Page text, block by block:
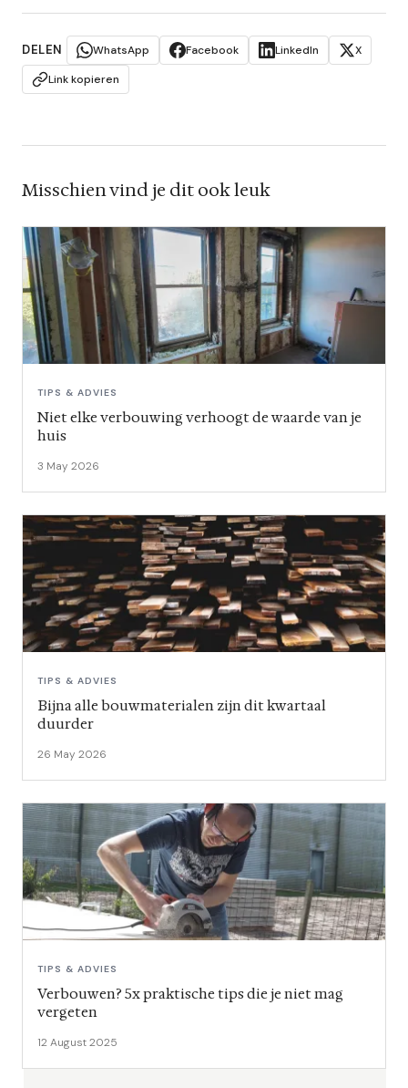
DELEN WhatsApp Facebook LinkedIn
X
Link kopieren
Misschien vind je dit ook leuk
TIPS & ADVIES
Niet elke verbouwing verhoogt de waarde van je
huis
3 May 2026
TIPS & ADVIES
Bijna alle bouwmaterialen zijn dit kwartaal
duurder
26 May 2026
TIPS & ADVIES
Verbouwen? 5x praktische tips die je niet mag
vergeten
12 August 2025